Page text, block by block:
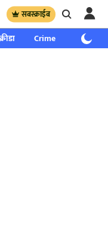
सबस्क्राईब
क्रीडा Crime साप्ताहिक